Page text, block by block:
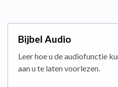
Bijbel Audio
Leer hoe u de audiofunctie
aan u te laten voorlezen.